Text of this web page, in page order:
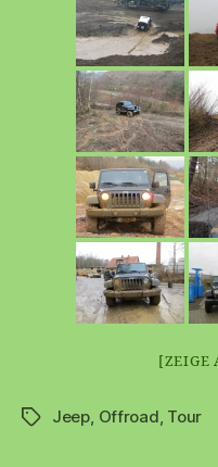
[ZEIGE
Schlagwörter
Jeep, Offroad, Tour